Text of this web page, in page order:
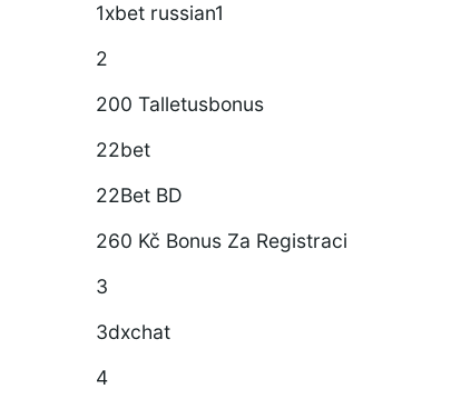
1xbet russian1
2
200 Talletusbonus
22bet
22Bet BD
260 Kč Bonus Za Registraci
3
3dxchat
4